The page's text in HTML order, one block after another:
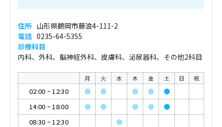
住所 山形県鶴岡市藤浪4-111-2
電話 0235-64-5355
診療科目
内科、外科、脳神経外科、皮膚科、泌尿器科、その他2科目
月 火 水 木 金 土 日 祝
02:00 ~12:30 ● ● ● ●
●
14:00 ~18:00 ● ● ● ●
●
08:30 ~12:30 ●